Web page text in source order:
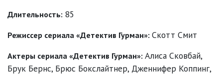
Длительность: 85
Режиссер сериала «Детектив Гурман»: Скотт Смит
Актеры сериала «Детектив Гурман»: Алиса Сковбай,
Брук Бернс, Брюс Бокслайтнер, Дженнифер Коппинг,